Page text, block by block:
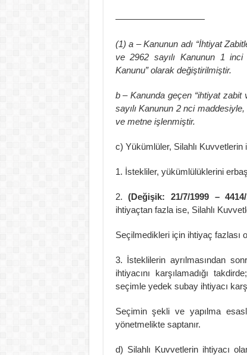
——————————
(1) a – Kanunun adı “İhtiyat
ve 2962 sayılı Kanunun 1
Kanunu” olarak değiştirilmiştir.
b – Kanunda geçen “ihtiyat zabit
sayılı Kanunun 2 nci
ve metne işlenmiştir.
c) Yükümlüler, Silahlı
1. İstekliler, yükümlülüklerini
2.(Değişik: 21/7/1999 –
ihtiyaçtan fazla ise, Silahlı
Seçilmedikleri için ihtiyaç fazlası
3. İsteklilerin ayrılmasından
ihtiyacını karşılamadığı
seçimle yedek subay ihtiyacı
Seçimin şekli ve yapılma
yönetmelikte saptanır.
d) Silahlı Kuvvetlerin ihtiyacı